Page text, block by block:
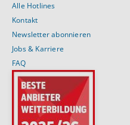
Alle Hotlines
Kontakt
Newsletter abonnieren
Jobs & Karriere
FAQ